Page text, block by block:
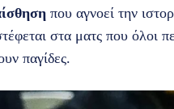
που αγνοεί την
στα ματς που όλοι
παγίδες.